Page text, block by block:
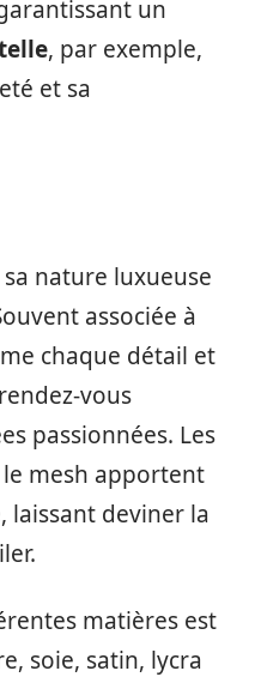
un
, par exemple,
et sa
nature luxueuse
associée à
chaque détail et
vous
passionnées. Les
mesh apportent
laissant deviner la
matières est
soie, satin, lycra